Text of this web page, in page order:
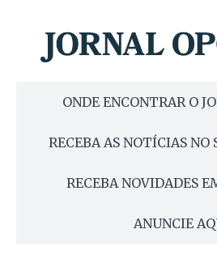
ONDE ENCONTRAR O
RECEBA AS NOTÍCIAS NO
RECEBA NOVIDADES
ANUNCIE